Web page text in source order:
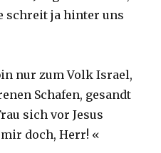
schreit ja hinter uns
nur zum Volk Israel,
Schafen, gesandt
sich vor Jesus
doch, Herr! «